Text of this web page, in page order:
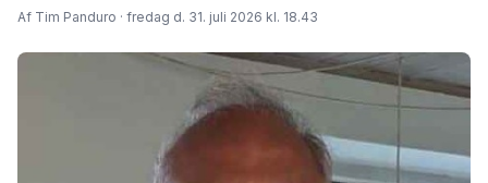
skabe rammer for fremtiden fortæller den afgåede formand
Af Tim Panduro · fredag d. 31. juli 2026 kl. 18.43